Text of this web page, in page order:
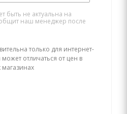
быть не актуальна на
наш менеджер после
только для интернет-
отличаться от цен в